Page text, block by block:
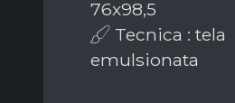
76x98,5
Tecnica : tela
emulsionata